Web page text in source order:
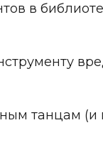
в
танцам (и